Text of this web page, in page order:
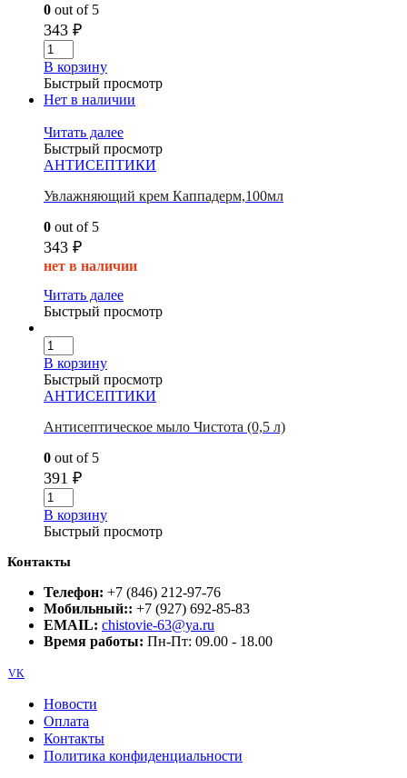
0 out of 5
343 ₽
В корзину
Быстрый просмотр
Нет в наличии
Читать далее
Быстрый просмотр
АНТИСЕПТИКИ
Увлажняющий крем Каппадерм,100мл
0 out of 5
343 ₽
нет в наличии
Читать далее
Быстрый просмотр
В корзину
Быстрый просмотр
АНТИСЕПТИКИ
Антисептическое мыло Чистота (0,5 л)
0 out of 5
391 ₽
В корзину
Быстрый просмотр
Контакты
Телефон: +7 (846) 212-97-76
Мобильный:: +7 (927) 692-85-83
EMAIL: chistovie-63@ya.ru
Время работы: Пн-Пт: 09.00 - 18.00
VK
Новости
Оплата
Контакты
Политика конфиденциальности